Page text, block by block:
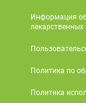
Информация
Политика по
Политика